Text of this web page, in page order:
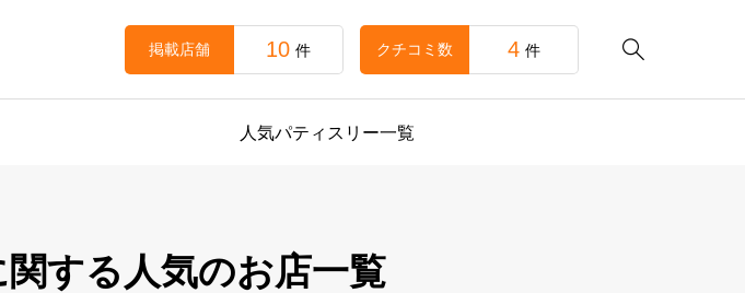

掲載店舗 10 件 クチコミ数 4 件
人気パティスリー一覧
する人気のお店一覧